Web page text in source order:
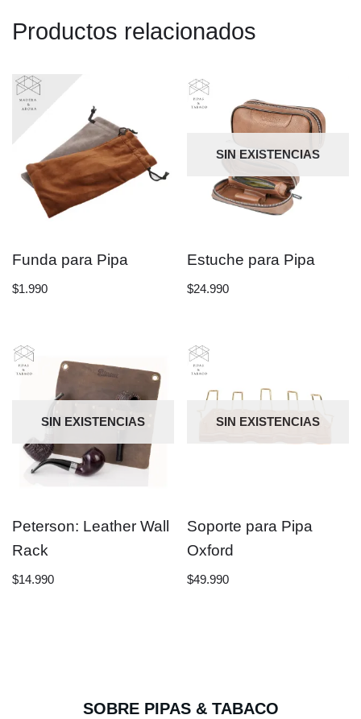
Productos relacionados
Funda para Pipa
$1.990
SIN EXISTENCIAS
Estuche para Pipa
$24.990
SIN EXISTENCIAS
Peterson: Leather Wall
Rack
$14.990
SIN EXISTENCIAS
Soporte para Pipa
Oxford
$49.990
SOBRE PIPAS & TABACO